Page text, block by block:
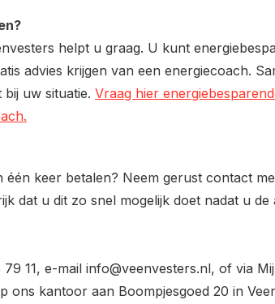
helpt u graag. U kunt
advies krijgen van een energiecoach.
uw situatie. Vraag hier
keer betalen? Neem gerust contact
dat u dit zo snel mogelijk doet nadat u
11, e-mail info@veenvesters.nl, of via
kantoor aan Boompjesgoed 20 in